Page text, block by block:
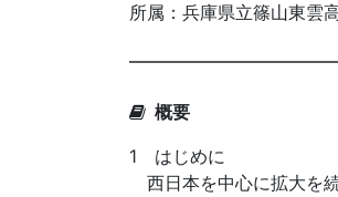
所属：兵庫県立篠山東雲
概要
1 はじめに
西日本を中心に拡大を